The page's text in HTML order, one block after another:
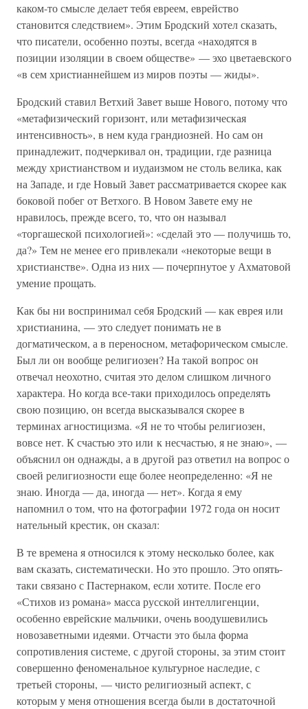
каком-то смысле делает тебя евреем, еврейство
становится следствием». Этим Бродский хотел сказать,
что писатели, особенно поэты, всегда «находятся в
позиции изоляции в своем обществе» — эхо цветаевского
«в сем христианнейшем из миров поэты — жиды».
Бродский ставил Ветхий Завет выше Нового, потому что
«метафизический горизонт, или метафизическая
интенсивность», в нем куда грандиозней. Но сам он
принадлежит, подчеркивал он, традиции, где разница
между христианством и иудаизмом не столь велика, как
на Западе, и где Новый Завет рассматривается скорее как
боковой побег от Ветхого. В Новом Завете ему не
нравилось, прежде всего, то, что он называл
«торгашеской психологией»: «сделай это — получишь то,
да?» Тем не менее его привлекали «некоторые вещи в
христианстве». Одна из них — почерпнутое у Ахматовой
умение прощать.
Как бы ни воспринимал себя Бродский — как еврея или
христианина, — это следует понимать не в
догматическом, а в переносном, метафорическом смысле.
Был ли он вообще религиозен? На такой вопрос он
отвечал неохотно, считая это делом слишком личного
характера. Но когда все-таки приходилось определять
свою позицию, он всегда высказывался скорее в
терминах агностицизма. «Я не то чтобы религиозен,
вовсе нет. К счастью это или к несчастью, я не знаю», —
объяснил он однажды, а в другой раз ответил на вопрос о
своей религиозности еще более неопределенно: «Я не
знаю. Иногда — да, иногда — нет». Когда я ему
напомнил о том, что на фотографии 1972 года он носит
нательный крестик, он сказал:
В те времена я относился к этому несколько более, как
вам сказать, систематически. Но это прошло. Это опять-
таки связано с Пастернаком, если хотите. После его
«Стихов из романа» масса русской интеллигенции,
особенно еврейские мальчики, очень воодушевились
новозаветными идеями. Отчасти это была форма
сопротивления системе, с другой стороны, за этим стоит
совершенно феноменальное культурное наследие, с
третьей стороны, — чисто религиозный аспект, с
которым у меня отношения всегда были в достаточной